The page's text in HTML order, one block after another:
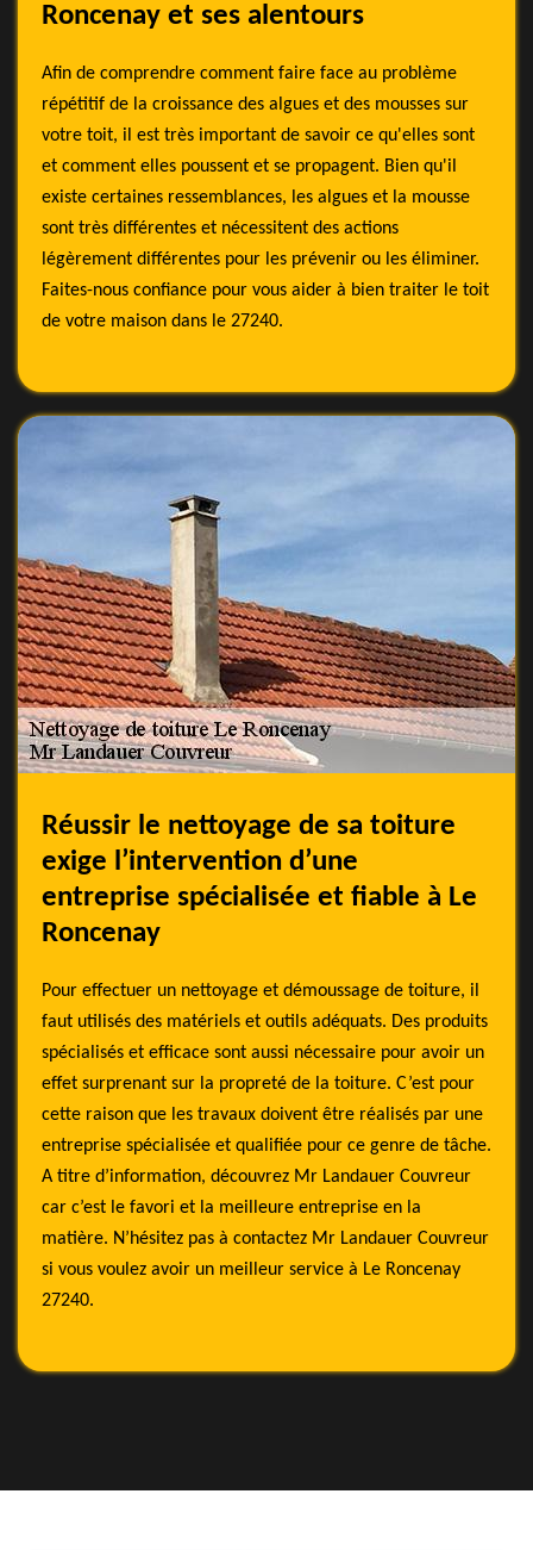
Roncenay et ses alentours
Afin de comprendre comment faire face au problème
répétitif de la croissance des algues et des mousses sur
votre toit, il est très important de savoir ce qu'elles sont
et comment elles poussent et se propagent. Bien qu'il
existe certaines ressemblances, les algues et la mousse
sont très différentes et nécessitent des actions
légèrement différentes pour les prévenir ou les éliminer.
Faites-nous confiance pour vous aider à bien traiter le toit
de votre maison dans le 27240.
Réussir le nettoyage de sa toiture
exige l’intervention d’une
entreprise spécialisée et fiable à Le
Roncenay
Pour effectuer un nettoyage et démoussage de toiture, il
faut utilisés des matériels et outils adéquats. Des produits
spécialisés et efficace sont aussi nécessaire pour avoir un
effet surprenant sur la propreté de la toiture. C’est pour
cette raison que les travaux doivent être réalisés par une
entreprise spécialisée et qualifiée pour ce genre de tâche.
A titre d’information, découvrez Mr Landauer Couvreur
car c’est le favori et la meilleure entreprise en la
matière. N’hésitez pas à contactez Mr Landauer Couvreur
si vous voulez avoir un meilleur service à Le Roncenay
27240.